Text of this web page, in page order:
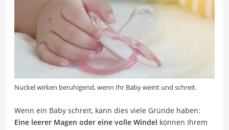
Nuckel wirken beruhigend, wenn Ihr Baby weint und schreit.
Wenn ein Baby schreit, kann dies viele Gründe haben:
Eine leerer Magen oder eine volle Windel können Ihrem